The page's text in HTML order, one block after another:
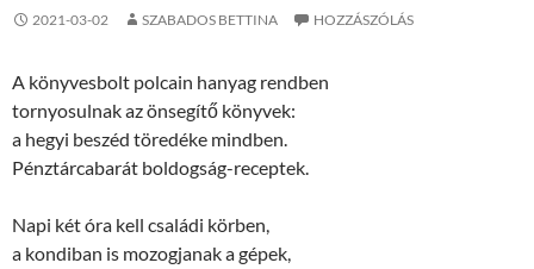
2021-03-02 SZABADOS BETTINA HOZZÁSZÓLÁS
A könyvesbolt polcain hanyag rendben
tornyosulnak az önsegítő könyvek:
a hegyi beszéd töredéke mindben.
Pénztárcabarát boldogság-receptek.
Napi két óra kell családi körben,
a kondiban is mozogjanak a gépek,